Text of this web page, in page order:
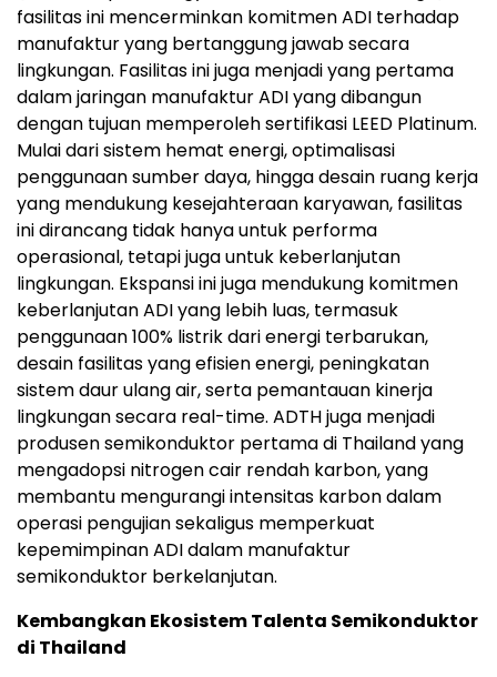
fasilitas ini mencerminkan komitmen ADI terhadap
manufaktur yang bertanggung jawab secara
lingkungan. Fasilitas ini juga menjadi yang pertama
dalam jaringan manufaktur ADI yang dibangun
dengan tujuan memperoleh sertifikasi LEED Platinum.
Mulai dari sistem hemat energi, optimalisasi
penggunaan sumber daya, hingga desain ruang kerja
yang mendukung kesejahteraan karyawan, fasilitas
ini dirancang tidak hanya untuk performa
operasional, tetapi juga untuk keberlanjutan
lingkungan. Ekspansi ini juga mendukung komitmen
keberlanjutan ADI yang lebih luas, termasuk
penggunaan 100% listrik dari energi terbarukan,
desain fasilitas yang efisien energi, peningkatan
sistem daur ulang air, serta pemantauan kinerja
lingkungan secara real-time. ADTH juga menjadi
produsen semikonduktor pertama di Thailand yang
mengadopsi nitrogen cair rendah karbon, yang
membantu mengurangi intensitas karbon dalam
operasi pengujian sekaligus memperkuat
kepemimpinan ADI dalam manufaktur
semikonduktor berkelanjutan.
Kembangkan Ekosistem Talenta Semikonduktor
di Thailand